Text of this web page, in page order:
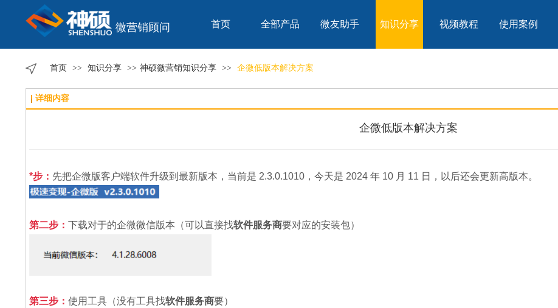
微营销顾问 首页 全部产品 微友助手 知识分享 视频教程 使用案例
首页 >> 知识分享 >> 神硕微营销知识分享 >> 企微低版本解决方案
详细内容
企微低版本解决方案
*步： 先把企微版客户端软件升级到最新版本，当前是 2.3.0.1010，今天是 2024 年 10 月 11 日，以后还会更新高版本。
第二步： 下载对于的企微微信版本（可以直接找软件服务商要对应的安装包）
第三步： 使用工具（没有工具找软件服务商要）